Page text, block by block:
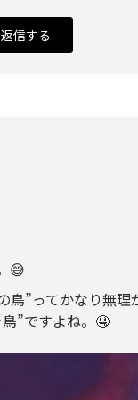
返信する
😅
鳥”ってかなり無
”ですよね。🤤